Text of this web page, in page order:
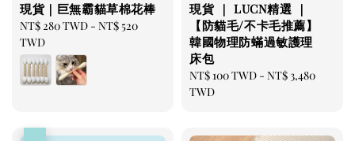
現貨｜巨無霸貓草棉花棒
Regular
price
NT$ 280 TWD - NT$ 520
TWD
現貨 ｜ LUCN精選 ｜
【防貓毛/不卡毛推薦】
韓國物理防蟎過敏護理
床包
Regular
price
NT$ 100 TWD - NT$ 3,480
TWD